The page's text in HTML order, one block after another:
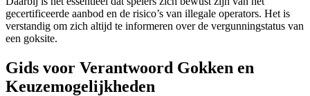
gecertificeerde aanbod en de risico’s van illegale operators. Het is
verstandig om zich altijd te informeren over de vergunningstatus van
een goksite.
Gids voor Verantwoord Gokken en
Keuzemogelijkheden